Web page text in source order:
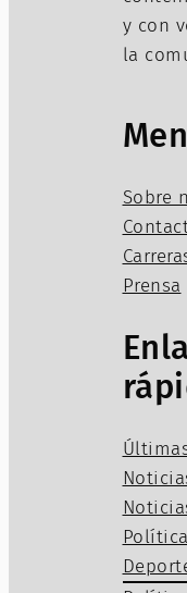
y con
la
Sobre
Prensa